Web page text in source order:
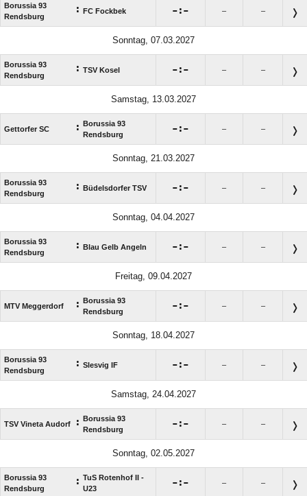
Borussia 93
Rendsburg
: FC Fockbek : – –
Sonntag, 07.03.2027
Borussia 93
Rendsburg
: TSV Kosel : – –
Samstag, 13.03.2027
Gettorfer SC :
Borussia 93
Rendsburg
: – –
Sonntag, 21.03.2027
Borussia 93
Rendsburg
: Büdelsdorfer TSV : – –
Sonntag, 04.04.2027
Borussia 93
Rendsburg
: Blau Gelb Angeln : – –
Freitag, 09.04.2027
MTV Meggerdorf :
Borussia 93
Rendsburg
: – –
Sonntag, 18.04.2027
Borussia 93
Rendsburg
: Slesvig IF : – –
Samstag, 24.04.2027
TSV Vineta Audorf :
Borussia 93
Rendsburg
: – –
Sonntag, 02.05.2027
Borussia 93
Rendsburg
: TuS Rotenhof II -
U23
: – –